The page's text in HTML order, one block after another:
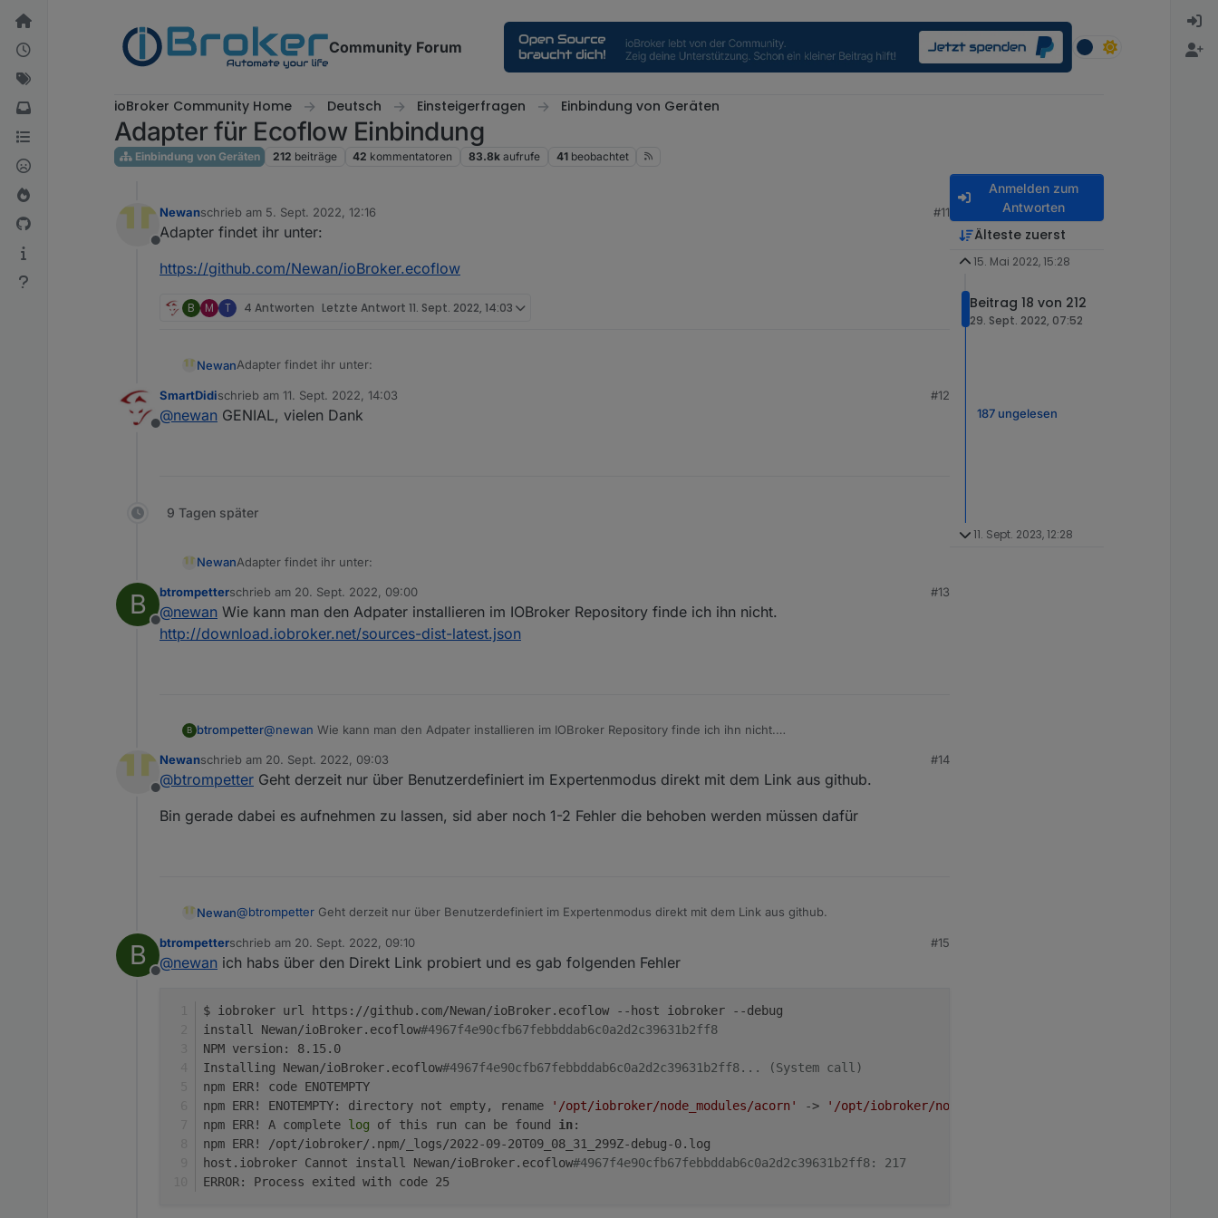
Weiter zum Inhalt
Community Forum
ioBroker Community Home Deutsch Einsteigerfragen Einbindung von Geräten
Adapter für Ecoflow Einbindung
Einbindung von Geräten 212 beiträge 42 kommentatoren 83.8k aufrufe 41 beobachtet
Offline
Newanschrieb am 5. Sept. 2022, 12:16
zuletzt editiert von
#11
Adapter findet ihr unter:
https://github.com/Newan/ioBroker.ecoflow
B M T 4 Antworten Letzte Antwort 11. Sept. 2022, 14:03
NewanAdapter findet ihr unter:
https://github.com/Newan/ioBroker.ecoflow
Offline
SmartDidischrieb am 11. Sept. 2022, 14:03
zuletzt editiert von
#12
@newan GENIAL, vielen Dank
9 Tagen später
NewanAdapter findet ihr unter:
https://github.com/Newan/ioBroker.ecoflow
B
Offline
btrompetterschrieb am 20. Sept. 2022, 09:00
zuletzt editiert von
#13
@newan Wie kann man den Adpater installieren im IOBroker Repository finde ich ihn nicht.
http://download.iobroker.net/sources-dist-latest.json
B btrompetter@newan Wie kann man den Adpater installieren im IOBroker Repository finde ich ihn nicht.
Offline
Newanschrieb am 20. Sept. 2022, 09:03
zuletzt editiert von
#14
@btrompetter Geht derzeit nur über Benutzerdefiniert im Expertenmodus direkt mit dem Link aus github.
Bin gerade dabei es aufnehmen zu lassen, sid aber noch 1-2 Fehler die behoben werden müssen dafür
Newan@btrompetter Geht derzeit nur über Benutzerdefiniert im Expertenmodus direkt mit dem Link aus github.
Bin gerade dabei es aufnehmen zu lassen, sid aber noch 1-2 Fehler die behoben werden müssen dafür
B
Offline
btrompetterschrieb am 20. Sept. 2022, 09:10
zuletzt editiert von
#15
@newan ich habs über den Direkt Link probiert und es gab folgenden Fehler
$ iobroker url https://github.com/Newan/ioBroker.ecoflow --host iobroker --debug
install Newan/ioBroker.ecoflow#4967f4e90cfb67febbddab6c0a2d2c39631b2ff8
NPM version: 8.15.0
Installing Newan/ioBroker.ecoflow#4967f4e90cfb67febbddab6c0a2d2c39631b2ff8... (System call)
npm ERR! code ENOTEMPTY
npm ERR! ENOTEMPTY: directory not empty, rename
'/opt/iobroker/node_modules/acorn' ->
'/opt/iobroker/node_modules/.acorn-zHERliMH'
npm ERR! A complete log of this run can be found in:
npm ERR! /opt/iobroker/.npm/_logs/2022-09-20T09_08_31_299Z-debug-0.log
host.iobroker Cannot install Newan/ioBroker.ecoflow#4967f4e90cfb67febbddab6c0a2d2c39631b2ff8: 217
ERROR: Process exited with code 25
Anmelden zum
Antworten
Älteste zuerst
15. Mai 2022, 15:28
Beitrag 18 von 212
29. Sept. 2022, 07:52
187 ungelesen
11. Sept. 2023, 12:28